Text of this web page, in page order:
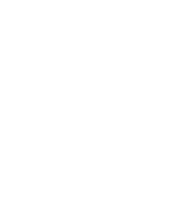
mängd bekväma rum, var och
inredning och praktiska
utrustade med gratis Wi-Fi,